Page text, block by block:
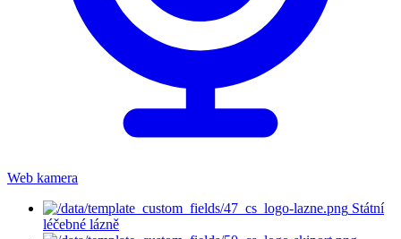
Web kamera
Státní
léčebné lázně